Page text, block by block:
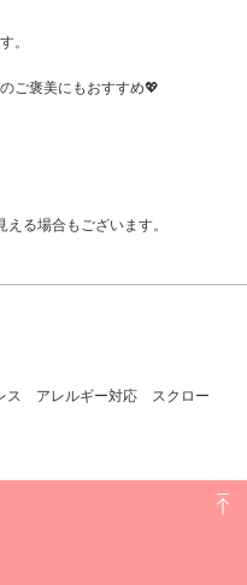
。
ご褒美にもおすすめ💖
る場合もございます。
ス アレルギー対応 スクロー